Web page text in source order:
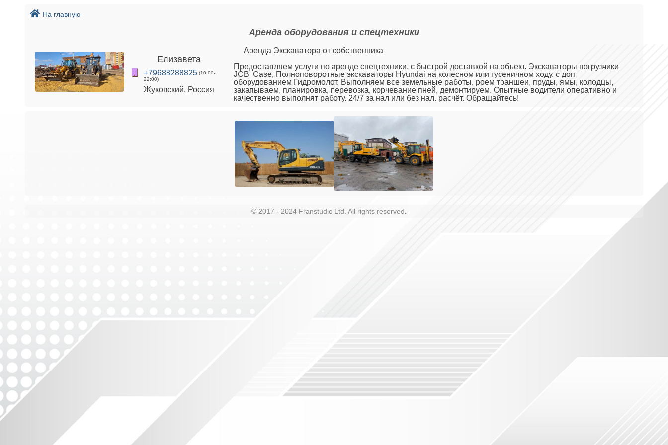
На главную
Аренда оборудования и спецтехники
Елизавета
+79688288825 (10:00-
22:00)
Жуковский, Россия
Аренда Экскаватора от собственника
Предоставляем услуги по аренде спецтехники, с быстрой доставкой на объект. Экскаваторы погрузчики
JCB, Case, Полноповоротные экскаваторы Hyundai на колесном или гусеничном ходу. с доп
оборудованием Гидромолот. Выполняем все земельные работы, роем траншеи, пруды, ямы, колодцы,
закапываем, планировка, перевозка, корчевание пней, демонтируем. Опытные водители оперативно и
© 2017 - 2024 Franstudio Ltd. All rights reserved